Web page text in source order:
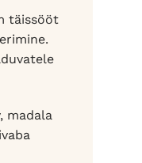
täissööt
madala